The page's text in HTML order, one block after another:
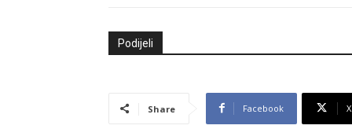
Podijeli
Share Facebook X